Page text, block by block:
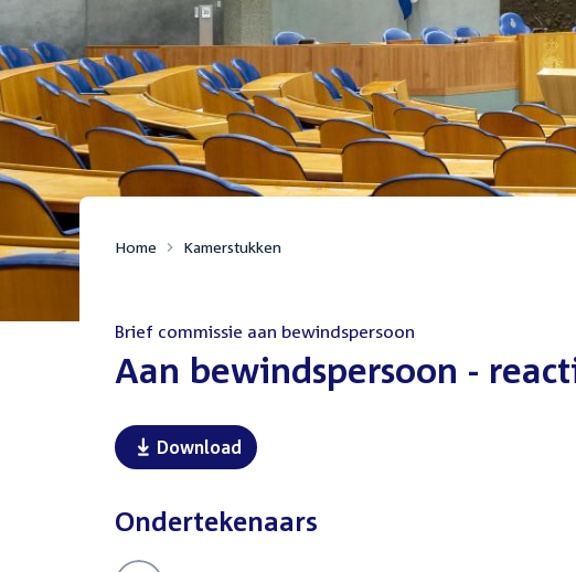
Home Kamerstukken
Brief commissie aan bewindspersoon
Aan bewindspersoon -
Download
Ondertekenaars